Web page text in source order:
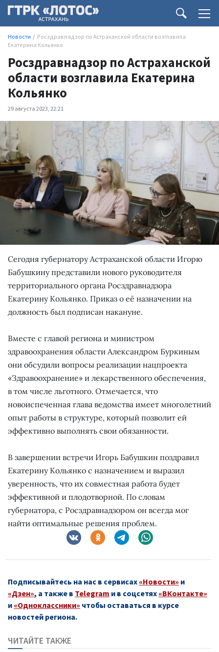
Новости
Росздравнадзор по Астраханской области возглавила
Екатерина Кольянко
Росздравнадзор по Астраханской
области возглавила Екатерина
Кольянко
29 августа 2023, 22:21
Сегодня губернатору Астраханской области Игорю
Бабушкину представили нового руководителя
территориального органа Росздравнадзора
Екатерину Кольянко. Приказ о её назначении на
должность был подписан накануне.
Вместе с главой региона и министром
здравоохранения области Александром Буркиным
они обсудили вопросы реализации нацпроекта
«Здравоохранение» и лекарственного обеспечения,
в том числе льготного. Отмечается, что
новоиспеченная глава ведомства имеет многолетний
опыт работы в структуре, который позволит ей
эффективно выполнять свои обязанности.
В завершении встречи Игорь Бабушкин поздравил
Екатерину Кольянко с назначением и выразил
уверенность, что их совместная работа будет
эффективной и плодотворной. По словам
губернатора, с Росздравнадзором он всегда мог
найти оптимальные решения проблем.
Подписывайтесь на нас в сервисах «Новости» и
«Дзен», а также в Telegram и в соцсетях «ВКонтакте»
и «Одноклассники» чтобы оставаться в курсе
новостей региона.
ЧИТАЙТЕ ТАКЖЕ